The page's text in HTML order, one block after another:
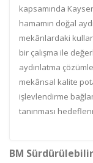
kapsamında
hamamın doğal
mekânlardaki
bir çalışma ile
aydınlatma
mekânsal kalite
işlevlendirme
tanınması
BM